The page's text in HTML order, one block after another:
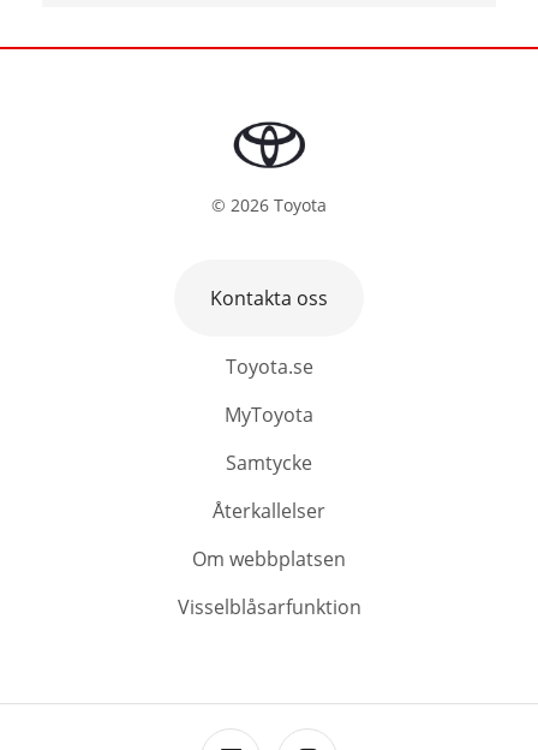
© 2026 Toyota
Toyota.se
MyToyota
Samtycke
Återkallelser
Om webbplatsen
Visselblåsarfunktion
Kontakta oss